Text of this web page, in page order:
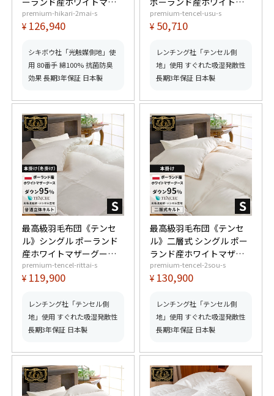
ーグースダウン95%
(440dp以上) 合掛0.9kg、
アムゴールド取得】【グ
ッドふとんマーク取得】
premium-hikari-2mai-s
¥ 126,940
シキボウ社「光触媒側地」使
用 80番手 綿100% 抗菌防臭
効果 長期3年保証 日本製
ザーグースダウン95%
(440dp以上) 羽毛量0.4kg
ド取得】【グッドふとん
マーク取得】
premium-tencel-usu-s
¥ 50,710
レンチング社「テンセル側
地」使用 すぐれた吸湿発散性
長期3年保証 日本製
最高級羽毛布団《テンセ
ル》シングル ポーランド
産ホワイトマザーグース
ダウン95% (440dp以上)
羽毛量1.3kg 【6つ星プレ
【グッドふとんマーク取
得】
premium-tencel-rittai-s
¥ 119,900
レンチング社「テンセル側
地」使用 すぐれた吸湿発散性
長期3年保証 日本製
最高級羽毛布団《テンセ
ル》二層式 シングル ポー
ランド産ホワイトマザー
グースダウン95% (440dp
以上) 羽毛量1.4kg 【6つ
得】【グッドふとんマー
ク取得】
premium-tencel-2sou-s
¥ 130,900
レンチング社「テンセル側
地」使用 すぐれた吸湿発散性
長期3年保証 日本製